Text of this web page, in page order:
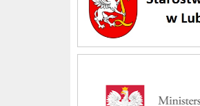
Ministerstwo Rodziny i Polityki Społecznej